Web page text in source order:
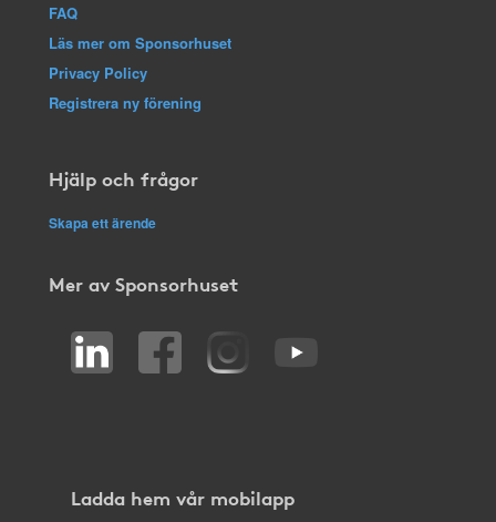
FAQ
Läs mer om Sponsorhuset
Privacy Policy
Registrera ny förening
Hjälp och frågor
Skapa ett ärende
Mer av Sponsorhuset
Ladda hem vår mobilapp